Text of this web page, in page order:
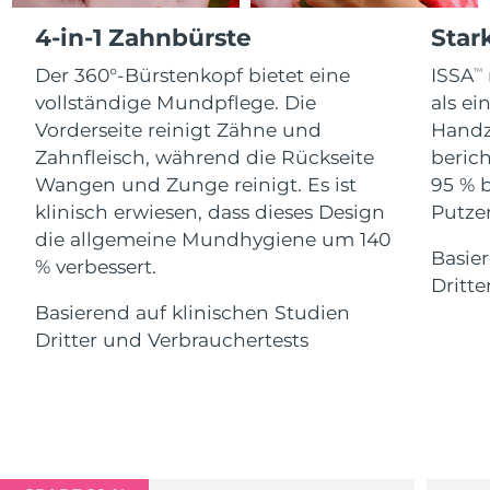
4-in-1 Zahnbürste
Der 360°-Bürstenkopf bietet eine
vollständige Mundpflege. Die
Vorderseite reinigt Zähne und
Zahnfleisch, während die Rückseite
Wangen und Zunge reinigt. Es ist
klinisch erwiesen, dass dieses Design
die allgemeine Mundhygiene um 140
% verbessert.
Basierend auf klinischen Studien
Dritter und Verbrauchertests
ISSATM
als
95 %
For healthy hair
Kosmetik
Kaufe alles
FOREO APP
ÜBER
Isle of Man 12/8/26
Israel Erwartete Lieferung 14/8/26
Italien Erwartete Lieferung 10/8/26
Japan Erwartete Lieferung
Jersey Erwartete Lieferung 15/8/26
Kasachstan
Kuwait Erwartete Lieferung